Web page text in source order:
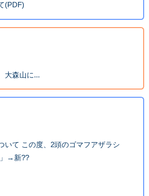
(PDF)
大森山に...
いて この度、2頭のゴマフアザラシ
→新??